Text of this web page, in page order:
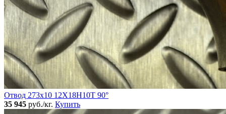
Отвод 273х10 12Х18Н10Т 90°
35 945 руб./кг. Купить